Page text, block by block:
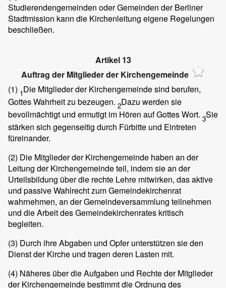
Studierendengemeinden oder Gemeinden der Berliner
Stadtmission kann die Kirchenleitung eigene Regelungen
beschließen.
Artikel 13
Auftrag der Mitglieder der Kirchengemeinde
(1) 1Die Mitglieder der Kirchengemeinde sind berufen,
Gottes Wahrheit zu bezeugen. 2Dazu werden sie
bevollmächtigt und ermutigt im Hören auf Gottes Wort. 3Sie
stärken sich gegenseitig durch Fürbitte und Eintreten
füreinander.
(2) Die Mitglieder der Kirchengemeinde haben an der
Leitung der Kirchengemeinde teil, indem sie an der
Urteilsbildung über die rechte Lehre mitwirken, das aktive
und passive Wahlrecht zum Gemeindekirchenrat
wahrnehmen, an der Gemeindeversammlung teilnehmen
und die Arbeit des Gemeindekirchenrates kritisch
begleiten.
(3) Durch ihre Abgaben und Opfer unterstützen sie den
Dienst der Kirche und tragen deren Lasten mit.
(4) Näheres über die Aufgaben und Rechte der Mitglieder
der Kirchengemeinde bestimmt die Ordnung des